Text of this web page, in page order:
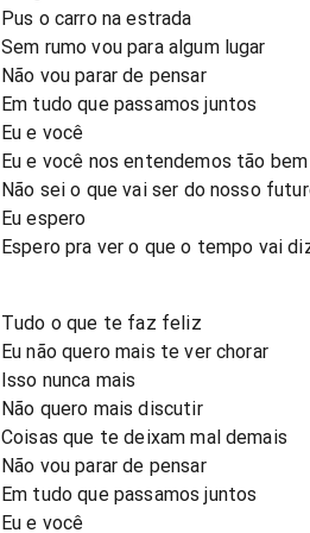
Pus o carro na estrada
Sem rumo vou para algum lugar
Não vou parar de pensar
Em tudo que passamos juntos
Eu e você
Eu e você nos entendemos tão bem
Não sei o que vai ser do nosso
Eu espero
Espero pra ver o que o tempo vai
Tudo o que te faz feliz
Eu não quero mais te ver chorar
Isso nunca mais
Não quero mais discutir
Coisas que te deixam mal demais
Não vou parar de pensar
Em tudo que passamos juntos
Eu e você